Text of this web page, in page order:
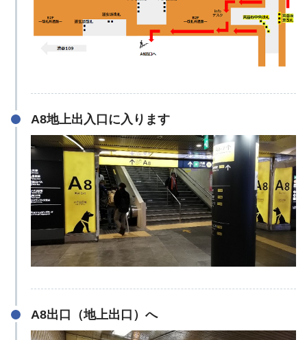
A8地上出入口に入ります
A8出口（地上出口）へ